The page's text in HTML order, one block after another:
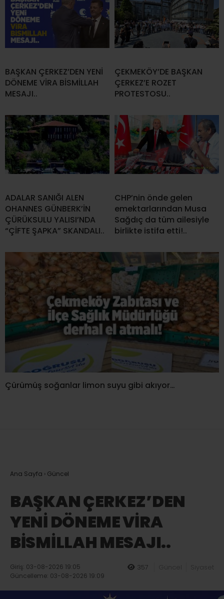
BAŞKAN ÇERKEZ’DEN YENİ
DÖNEME VİRA BİSMİLLAH
MESAJI..
ÇEKMEKÖY’DE BAŞKAN
ÇERKEZ’E ROZET
PROTESTOSU..
ADALAR SANIĞI ALEN
OHANNES GÜNBERK’İN
ÇÜRÜKSULU YALISI’NDA
“ÇİFTE ŞAPKA” SKANDALI..
CHP’nin önde gelen
emektarlarından Musa
Sağdıç da tüm ailesiyle
birlikte istifa etti!..
Çürümüş soğanlar limon suyu gibi akıyor…
Ana Sayfa › Güncel
BAŞKAN ÇERKEZ’DEN
YENİ DÖNEME VİRA
BİSMİLLAH MESAJI..
Giriş: 03-08-2026 19:05
Güncelleme: 03-08-2026 19:09
357 Siyaset